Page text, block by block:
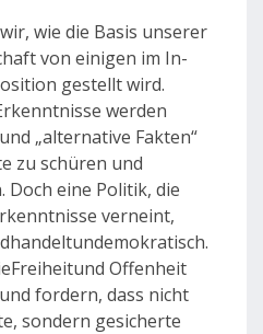
wie die Basis unserer
von einigen im In-
gestellt wird.
werden
„alternative Fakten“
zu schüren und
Doch eine Politik, die
verneint,
Offenheit
fordern, dass nicht
sondern gesicherte